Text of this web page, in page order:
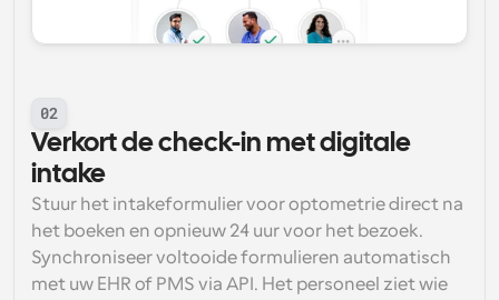
02
Verkort de check-in met digitale
intake
Stuur het intakeformulier voor optometrie direct na
het boeken en opnieuw 24 uur voor het bezoek.
Synchroniseer voltooide formulieren automatisch
met uw EHR of PMS via API. Het personeel ziet wie